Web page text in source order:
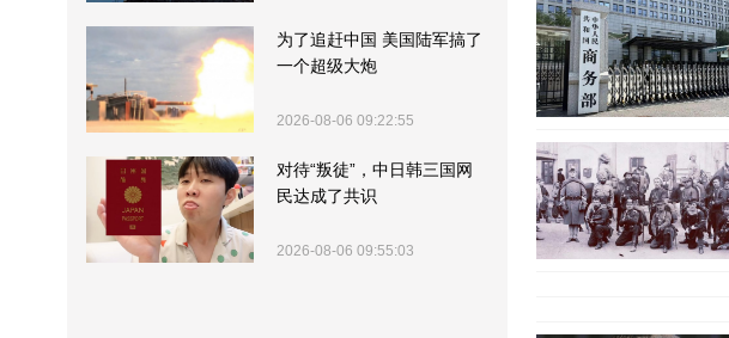
为了追赶中国 美国陆军搞了
一个超级大炮
2026-08-06 09:22:55
对待“叛徒”，中日韩三国网
民达成了共识
2026-08-06 09:55:03